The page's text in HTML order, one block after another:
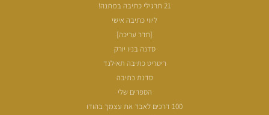
21 תרגילי כתיבה במתנה!
ליווי כתיבה אישי
[חדר עריכה]
סדנה בניו יורק
ריטריט כתיבה תאילנד
סדנת כתיבה
הספרים שלי
100 דרכים לאבד את עצמך בהודו